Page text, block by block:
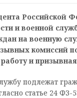
Российской
и военной
на военную
комиссий
и
подлежат
статье 24